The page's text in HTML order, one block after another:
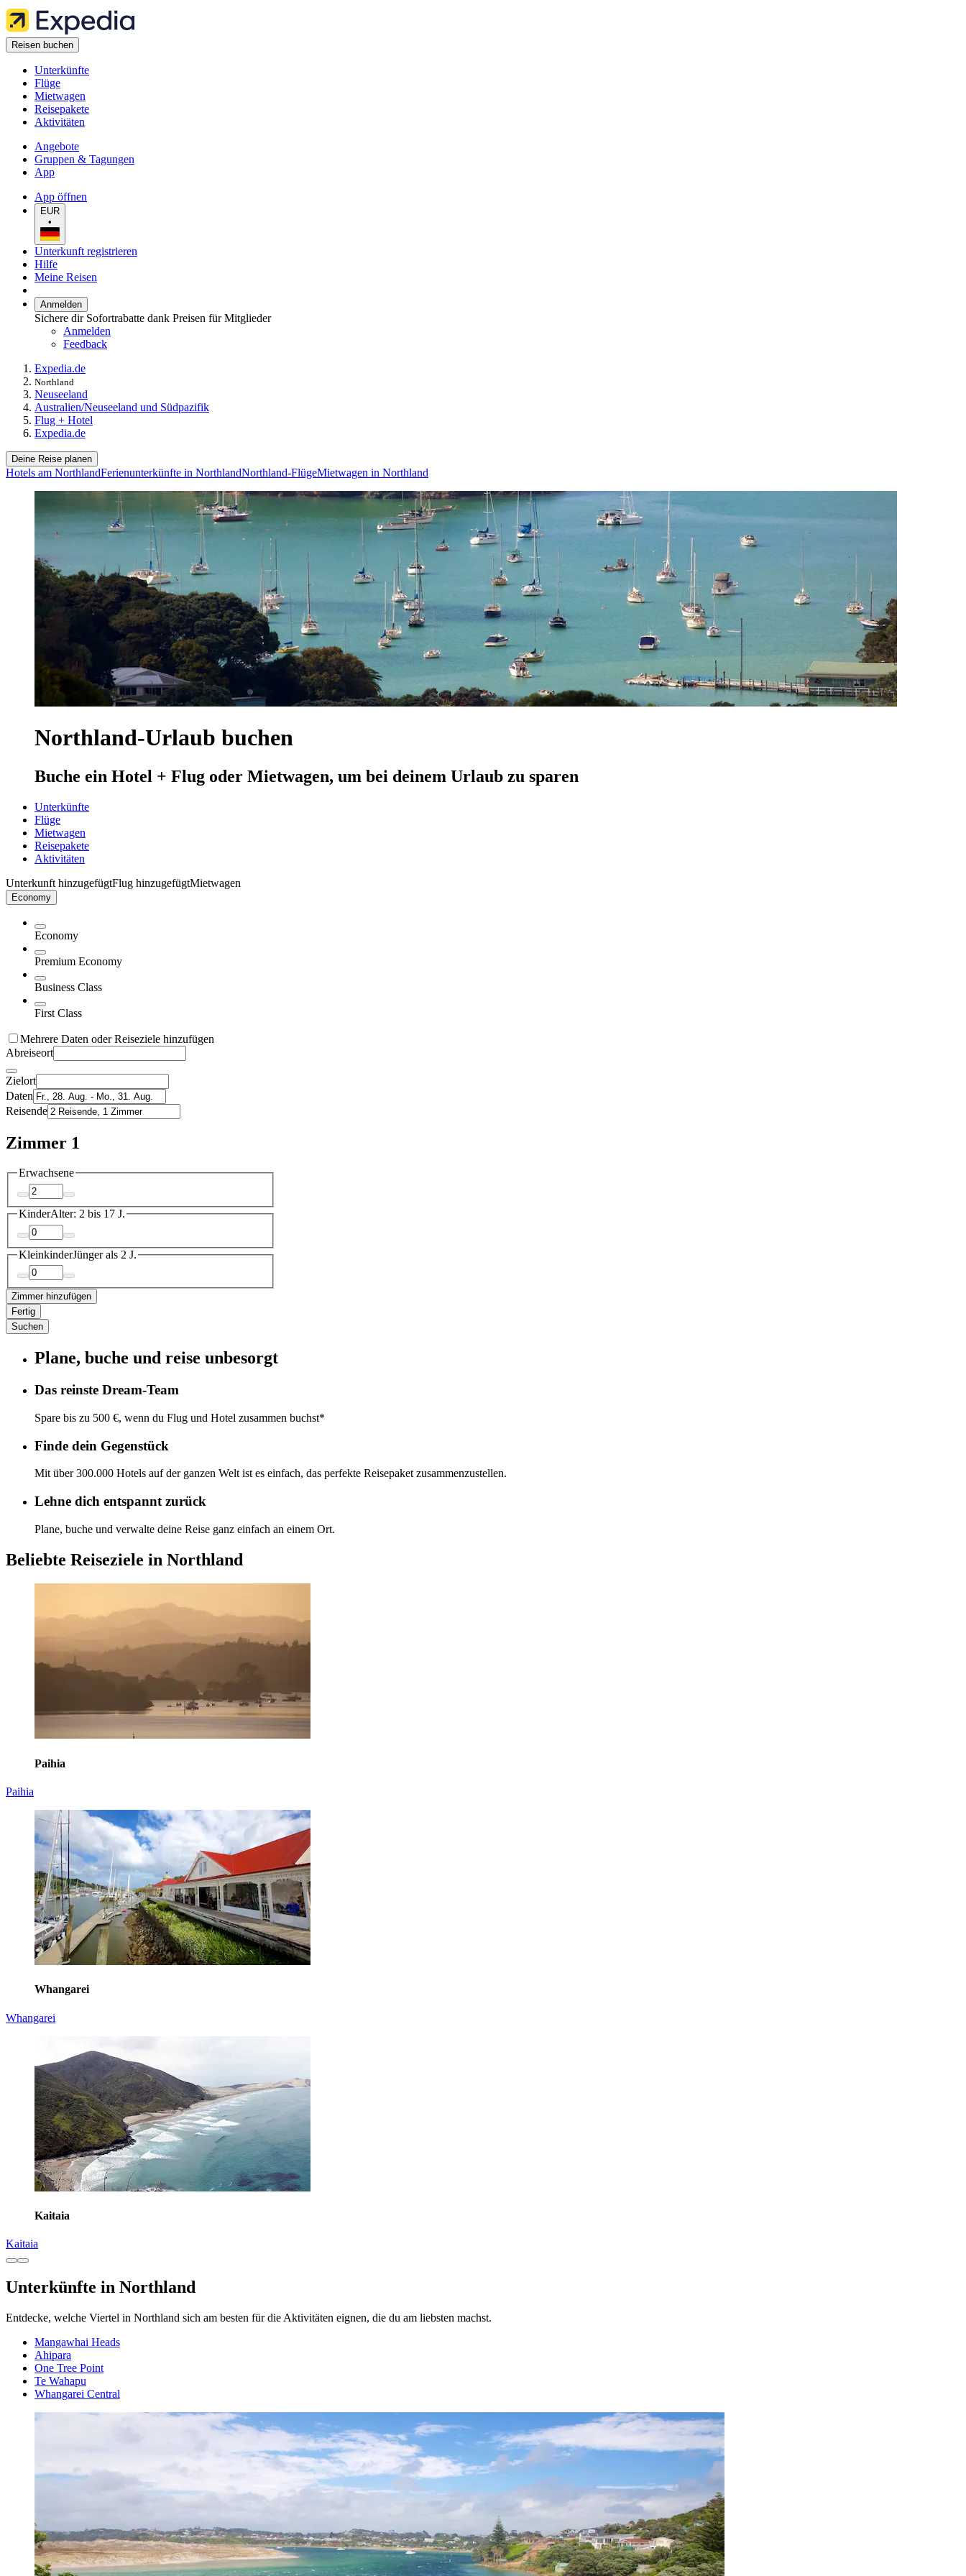
Reisen buchen
Unterkünfte
Flüge
Mietwagen
Reisepakete
Aktivitäten
Angebote
Gruppen & Tagungen
App
App öffnen
EUR
•
Unterkunft registrieren
Hilfe
Meine Reisen
Anmelden
Sichere dir Sofortrabatte dank Preisen für Mitglieder
Anmelden
Feedback
Expedia.de
Northland
Neuseeland
Australien/Neuseeland und Südpazifik
Flug + Hotel
Expedia.de
Deine Reise planen
Hotels am NorthlandFerienunterkünfte in NorthlandNorthland-FlügeMietwagen in Northland
Northland-Urlaub buchen
Buche ein Hotel + Flug oder Mietwagen, um bei deinem Urlaub zu sparen
Unterkünfte
Flüge
Mietwagen
Reisepakete
Aktivitäten
Unterkunft hinzugefügtFlug hinzugefügtMietwagen
Economy
Economy
Premium Economy
Business Class
First Class
Mehrere Daten oder Reiseziele hinzufügen
Abreiseort
Zielort
Daten
Reisende
Zimmer 1
Erwachsene
KinderAlter: 2 bis 17 J.
KleinkinderJünger als 2 J.
Zimmer hinzufügen
Fertig
Suchen
Plane, buche und reise unbesorgt
Das reinste Dream-Team
Spare bis zu 500 €, wenn du Flug und Hotel zusammen buchst*
Finde dein Gegenstück
Mit über 300.000 Hotels auf der ganzen Welt ist es einfach, das perfekte Reisepaket zusammenzustellen.
Lehne dich entspannt zurück
Plane, buche und verwalte deine Reise ganz einfach an einem Ort.
Beliebte Reiseziele in Northland
Paihia
Paihia
Whangarei
Whangarei
Kaitaia
Kaitaia
Unterkünfte in Northland
Entdecke, welche Viertel in Northland sich am besten für die Aktivitäten eignen, die du am liebsten machst.
Mangawhai Heads
Ahipara
One Tree Point
Te Wahapu
Whangarei Central